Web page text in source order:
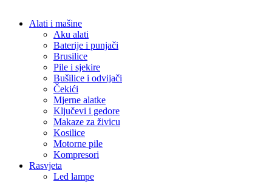
Alati i mašine
Aku alati
Baterije i punjači
Brusilice
Pile i sjekire
Bušilice i odvijači
Čekići
Mjerne alatke
Ključevi i gedore
Makaze za živicu
Kosilice
Motorne pile
Kompresori
Rasvjeta
Led lampe